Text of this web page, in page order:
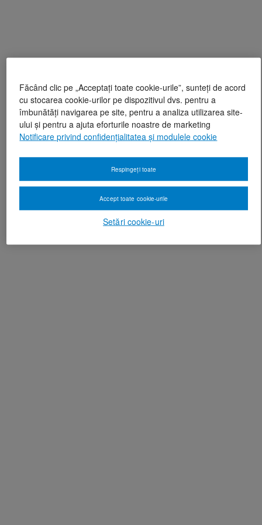
Făcând clic pe „Acceptați toate cookie-urile”, sunteți de acord
cu stocarea cookie-urilor pe dispozitivul dvs. pentru a
îmbunătăți navigarea pe site, pentru a analiza utilizarea site-
ului și pentru a ajuta eforturile noastre de marketing
Notificare privind confidențialitatea și modulele cookie
Setări cookie-uri
Respingeți toate
Accept toate cookie-urile